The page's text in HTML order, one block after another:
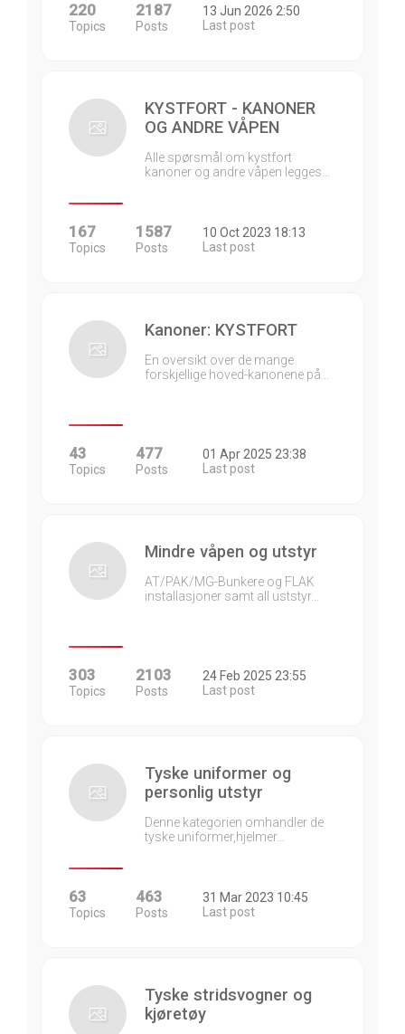
220
Topics
2187
Posts
13 Jun 2026 2:50
Last post
KYSTFORT - KANONER
OG ANDRE VÅPEN
Alle spørsmål om kystfort
kanoner og andre våpen legges…
167
Topics
1587
Posts
10 Oct 2023 18:13
Last post
Kanoner: KYSTFORT
En oversikt over de mange
forskjellige hoved-kanonene på…
43
Topics
477
Posts
01 Apr 2025 23:38
Last post
Mindre våpen og utstyr
AT/PAK/MG-Bunkere og FLAK
installasjoner samt all uststyr…
303
Topics
2103
Posts
24 Feb 2025 23:55
Last post
Tyske uniformer og
personlig utstyr
Denne kategorien omhandler de
tyske uniformer,hjelmer…
63
Topics
463
Posts
31 Mar 2023 10:45
Last post
Tyske stridsvogner og
kjøretøy